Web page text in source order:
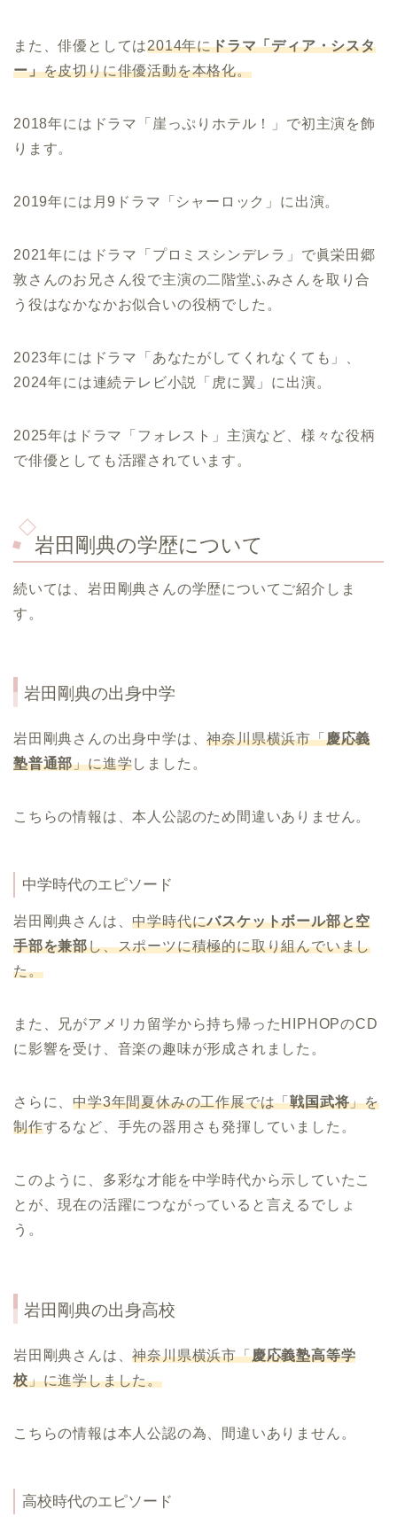
また、俳優としては2014年にドラマ「ディア・シスタ
ー」を皮切りに俳優活動を本格化。
2018年にはドラマ「崖っぷりホテル！」で初主演を飾
ります。
2019年には月9ドラマ「シャーロック」に出演。
2021年にはドラマ「プロミスシンデレラ」で眞栄田郷
敦さんのお兄さん役で主演の二階堂ふみさんを取り合
う役はなかなかお似合いの役柄でした。
2023年にはドラマ「あなたがしてくれなくても」、
2024年には連続テレビ小説「虎に翼」に出演。
2025年はドラマ「フォレスト」主演など、様々な役柄
で俳優としても活躍されています。
岩田剛典の学歴について
続いては、岩田剛典さんの学歴についてご紹介しま
す。
岩田剛典の出身中学
岩田剛典さんの出身中学は、神奈川県横浜市「慶応義
塾普通部」に進学しました。
こちらの情報は、本人公認のため間違いありません。
中学時代のエピソード
岩田剛典さんは、中学時代にバスケットボール部と空
手部を兼部し、スポーツに積極的に取り組んでいまし
た。
また、兄がアメリカ留学から持ち帰ったHIPHOPのCD
に影響を受け、音楽の趣味が形成されました。
さらに、中学3年間夏休みの工作展では「戦国武将」を
制作するなど、手先の器用さも発揮していました。
このように、多彩な才能を中学時代から示していたこ
とが、現在の活躍につながっていると言えるでしょ
う。
岩田剛典の出身高校
岩田剛典さんは、神奈川県横浜市「慶応義塾高等学
校」に進学しました。
こちらの情報は本人公認の為、間違いありません。
高校時代のエピソード